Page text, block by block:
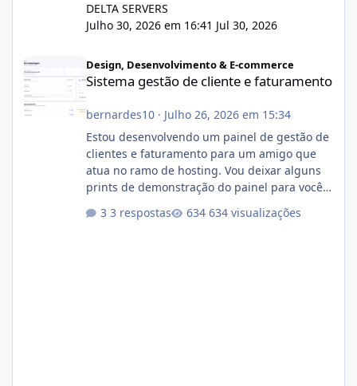
DELTA SERVERS
Julho 30, 2026 em 16:41 Jul 30, 2026
Design, Desenvolvimento & E-commerce
Sistema gestão de cliente e faturamento
bernardes10· Julho 26, 2026 em 15:34
Estou desenvolvendo um painel de gestão de
clientes e faturamento para um amigo que
atua no ramo de hosting. Vou deixar alguns
prints de demonstração do painel para vocês
com cerca de 80% concluído e conta com
3 respostas 634 visualizações